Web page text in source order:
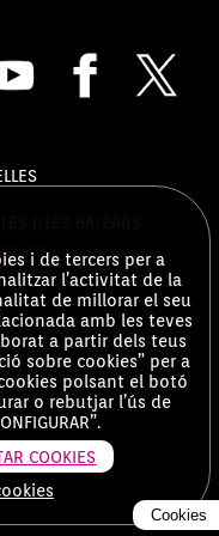
ILLES BALEARS
Cookies
i de tercers per a
l’activitat de la
de millorar el seu
amb les teves
a partir dels teus
sobre cookies” per a
polsant el botó
o rebutjar l’ús de
COOKIES